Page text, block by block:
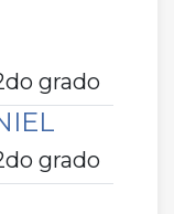
grado
grado